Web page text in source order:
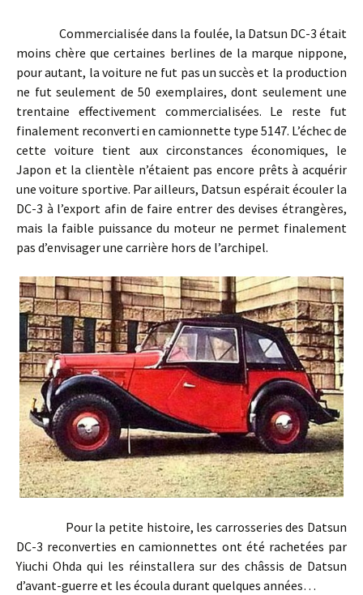
Commercialisée dans la foulée, la Datsun DC-3 était
moins chère que certaines berlines de la marque nippone,
pour autant, la voiture ne fut pas un succès et la production
ne fut seulement de 50 exemplaires, dont seulement une
trentaine effectivement commercialisées. Le reste fut
finalement reconverti en camionnette type 5147. L’échec de
cette voiture tient aux circonstances économiques, le
Japon et la clientèle n’étaient pas encore prêts à acquérir
une voiture sportive. Par ailleurs, Datsun espérait écouler la
DC-3 à l’export afin de faire entrer des devises étrangères,
mais la faible puissance du moteur ne permet finalement
pas d’envisager une carrière hors de l’archipel.
Pour la petite histoire, les carrosseries des Datsun
DC-3 reconverties en camionnettes ont été rachetées par
Yiuchi Ohda qui les réinstallera sur des châssis de Datsun
d’avant-guerre et les écoula durant quelques années…